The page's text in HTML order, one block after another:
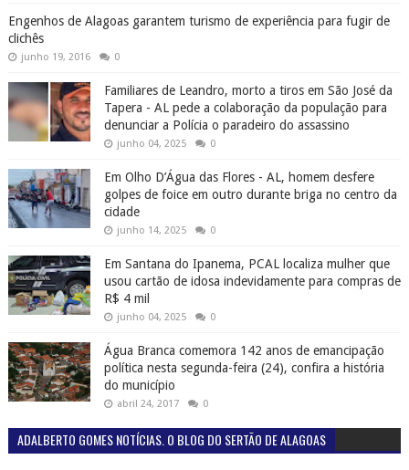
Engenhos de Alagoas garantem turismo de experiência para fugir de
clichês
junho 19, 2016 0
Familiares de Leandro, morto a tiros em São José da
Tapera - AL pede a colaboração da população para
denunciar a Polícia o paradeiro do assassino
junho 04, 2025 0
Em Olho D’Água das Flores - AL, homem desfere
golpes de foice em outro durante briga no centro da
cidade
junho 14, 2025 0
Em Santana do Ipanema, PCAL localiza mulher que
usou cartão de idosa indevidamente para compras de
R$ 4 mil
junho 04, 2025 0
Água Branca comemora 142 anos de emancipação
política nesta segunda-feira (24), confira a história
do município
abril 24, 2017 0
ADALBERTO GOMES NOTÍCIAS. O BLOG DO SERTÃO DE ALAGOAS